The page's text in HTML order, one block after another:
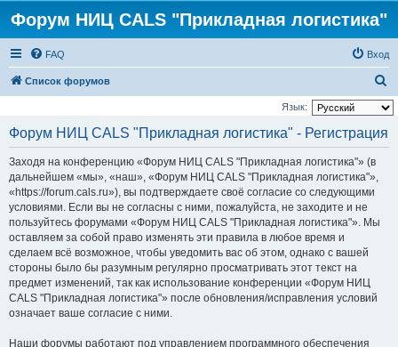
Форум НИЦ CALS "Прикладная логистика"
FAQ Вход
Список форумов
о
Язык:
Форум НИЦ CALS "Прикладная логистика" - Регистрация
Заходя на конференцию «Форум НИЦ CALS "Прикладная логистика"» (в
дальнейшем «мы», «наш», «Форум НИЦ CALS "Прикладная логистика"»,
«https://forum.cals.ru»), вы подтверждаете своё согласие со следующими
условиями. Если вы не согласны с ними, пожалуйста, не заходите и не
пользуйтесь форумами «Форум НИЦ CALS "Прикладная логистика"». Мы
оставляем за собой право изменять эти правила в любое время и
сделаем всё возможное, чтобы уведомить вас об этом, однако с вашей
стороны было бы разумным регулярно просматривать этот текст на
предмет изменений, так как использование конференции «Форум НИЦ
CALS "Прикладная логистика"» после обновления/исправления условий
означает ваше согласие с ними.
Наши форумы работают под управлением программного обеспечения